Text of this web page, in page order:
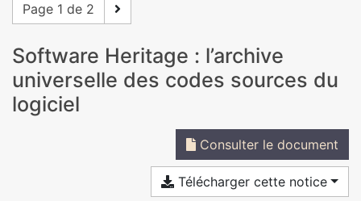
Page 1 de 2
Software Heritage : l’archive
universelle des codes sources du
logiciel
Consulter le document
Télécharger cette notice